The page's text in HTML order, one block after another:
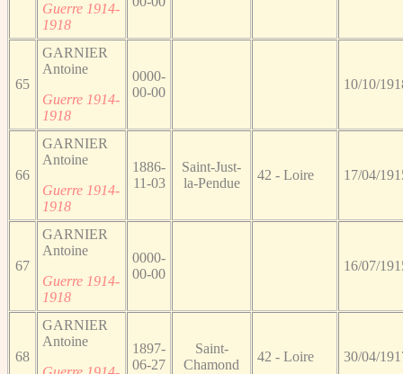
Guerre 1914-
1918
65
GARNIER
Antoine
Guerre 1914-
1918
0000-
00-00
10/10/
66
GARNIER
Antoine
Guerre 1914-
1918
1886-
11-03
Saint-Just-
la-Pendue
42 - Loire 17/04/
67
GARNIER
Antoine
Guerre 1914-
1918
0000-
00-00
16/07/
68
GARNIER
Antoine
1897-
06-27
Saint-
Chamond
42 - Loire 30/04/